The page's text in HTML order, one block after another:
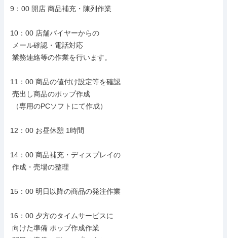
9：00 開店 商品補充・陳列作業
10：00 店舗バイヤーからの
11：00 商品の値付け設定等を確認
12：00 お昼休憩 1時間
14：00 商品補充・ディスプレイの
15：00 明日以降の商品の発注作業
16：00 夕方のタイムサービスに